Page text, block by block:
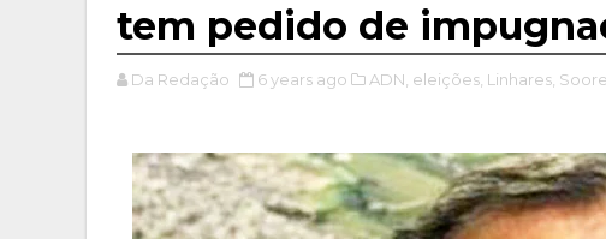
tem pedido de
Da Redação 6 years ago ADN, eleições, Linhares,